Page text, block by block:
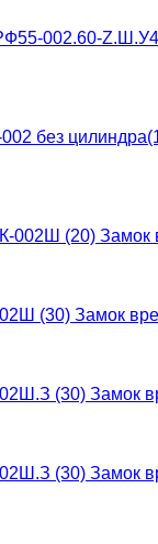
Замок
Замок
Замок
Замок